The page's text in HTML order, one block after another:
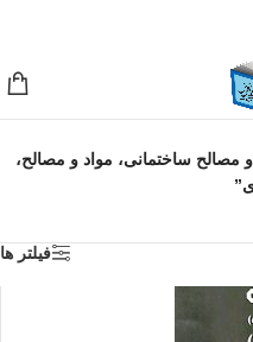
ساختمانی، مواد و مصالح،
فیلتر ها